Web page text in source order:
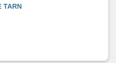
TARN